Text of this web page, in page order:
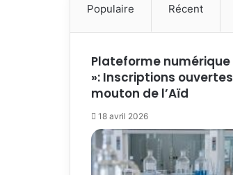
Populaire Récent
Plateforme numérique
»: Inscriptions
mouton de l’Aïd
18 avril 2026